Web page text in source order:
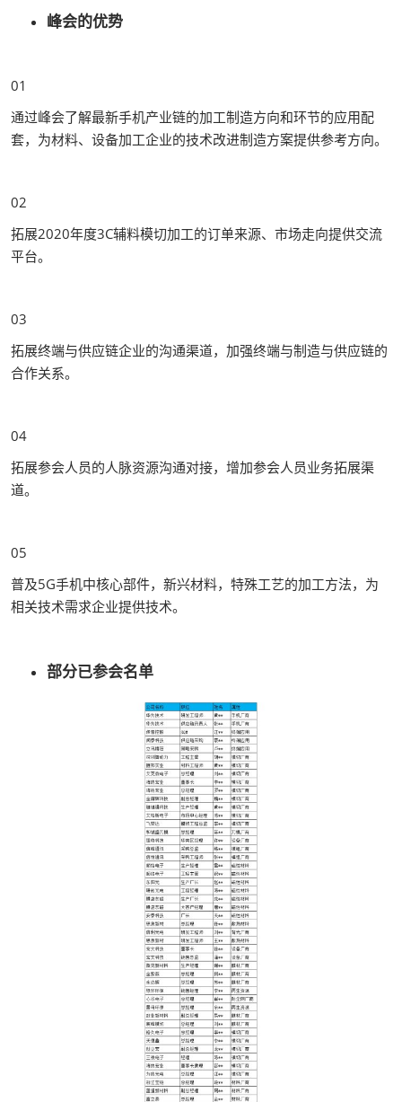
峰会的优势
01
通过峰会了解最新手机产业链的加工制造方向和环节的应用配
套，为材料、设备加工企业的技术改进制造方案提供参考方向。
02
拓展2020年度3C辅料模切加工的订单来源、市场走向提供交流
平台。
03
拓展终端与供应链企业的沟通渠道，加强终端与制造与供应链的
合作关系。
04
拓展参会人员的人脉资源沟通对接，增加参会人员业务拓展渠
道。
05
普及5G手机中核心部件，新兴材料，特殊工艺的加工方法，为
相关技术需求企业提供技术。
部分已参会名单